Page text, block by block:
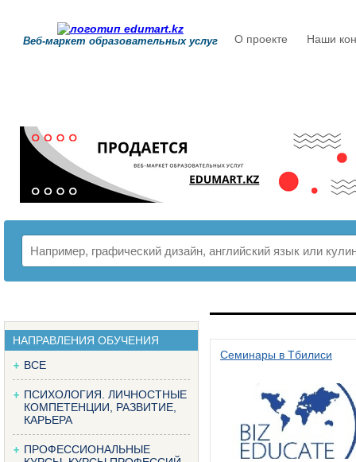
Веб-маркет образовательных услуг О проекте Наши
НАПРАВЛЕНИЯ ОБУЧЕНИЯ
ВСЕ
ПСИХОЛОГИЯ. ЛИЧНОСТНЫЕ
КОМПЕТЕНЦИИ, РАЗВИТИЕ,
КАРЬЕРА
ПРОФЕССИОНАЛЬНЫЕ
Семинары в Тбилиси